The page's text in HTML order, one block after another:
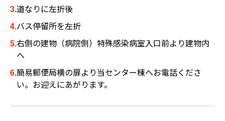
3.道なりに左折後
4.バス停留所を左折
5.右側の建物（病院側）特殊感染病室入口前より建物内
へ
6.簡易郵便局横の扉より当センター棟へお電話くださ
い。お迎えにあがります。